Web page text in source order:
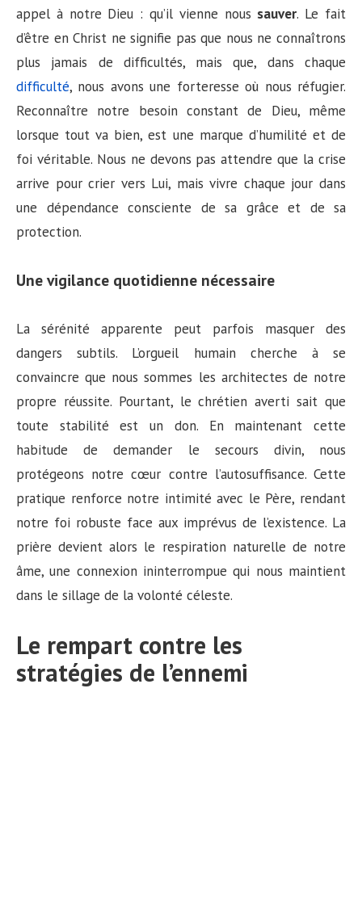
appel à notre Dieu : qu’il vienne nous sauver. Le fait
d’être en Christ ne signifie pas que nous ne connaîtrons
plus jamais de difficultés, mais que, dans chaque
difficulté, nous avons une forteresse où nous réfugier.
Reconnaître notre besoin constant de Dieu, même
lorsque tout va bien, est une marque d’humilité et de
foi véritable. Nous ne devons pas attendre que la crise
arrive pour crier vers Lui, mais vivre chaque jour dans
une dépendance consciente de sa grâce et de sa
protection.
Une vigilance quotidienne nécessaire
La sérénité apparente peut parfois masquer des
dangers subtils. L’orgueil humain cherche à se
convaincre que nous sommes les architectes de notre
propre réussite. Pourtant, le chrétien averti sait que
toute stabilité est un don. En maintenant cette
habitude de demander le secours divin, nous
protégeons notre cœur contre l’autosuffisance. Cette
pratique renforce notre intimité avec le Père, rendant
notre foi robuste face aux imprévus de l’existence. La
prière devient alors le respiration naturelle de notre
âme, une connexion ininterrompue qui nous maintient
dans le sillage de la volonté céleste.
Le rempart contre les
stratégies de l’ennemi